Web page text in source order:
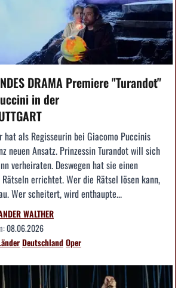
DRAMA Premiere "Turandot"
in der
hat als Regisseurin bei Giacomo Puccinis
neuen Ansatz. Prinzessin Turandot will sich
verheiraten. Deswegen hat sie einen
errichtet. Wer die Rätsel lösen kann,
Wer scheitert, wird enthaupte...
WALTHER
08.06.2026
DeutschlandOper